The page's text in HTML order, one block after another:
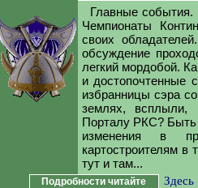
Главные
Чемпионаты
своих
обсуждение
легкий мордобой.
и достопочтенные
избранницы сэра
землях,
Порталу РКС? Быть
изменения в
картостроителям в
тут и там...
Подробности читайте Здесь